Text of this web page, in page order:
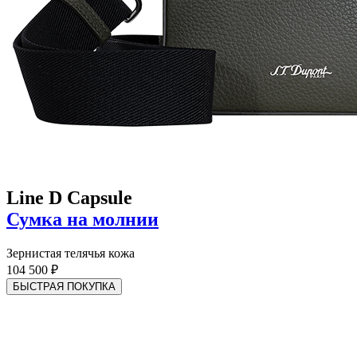
Line D Capsule
Сумка на молнии
Зернистая телячья кожа
104 500 ₽
БЫСТРАЯ ПОКУПКА